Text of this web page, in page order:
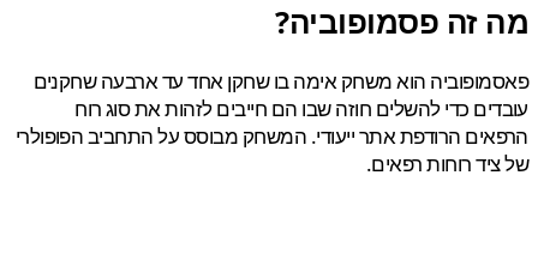
זה פסמופוביה?
הוא משחק אימה בו שחקן אחד עד ארבעה שחקנים
כדי להשלים חוזה שבו הם חייבים לזהות את סוג רוח
הרודפת אתר ייעודי. המשחק מבוסס על התחביב הפופולרי
רוחות רפאים.